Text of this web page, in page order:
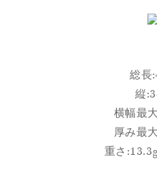
総長
縦
横幅最
厚み最
重さ